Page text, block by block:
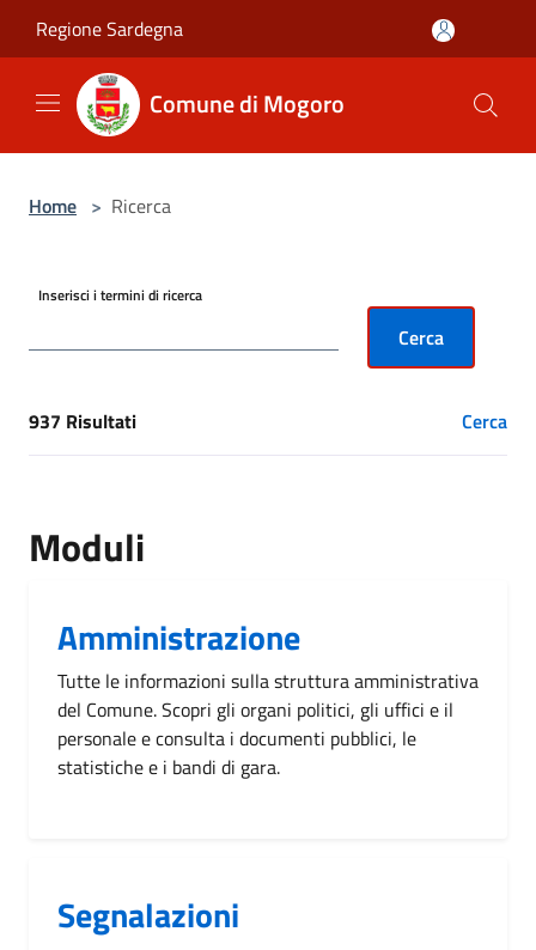
Regione Sardegna
Comune di Mogoro
Home > Ricerca
Inserisci i termini di ricerca
Cerca
[results] Risultati
937 Risultati Cerca
Moduli
Amministrazione
Tutte le informazioni sulla struttura amministrativa
del Comune. Scopri gli organi politici, gli uffici e il
personale e consulta i documenti pubblici, le
statistiche e i bandi di gara.
Segnalazioni